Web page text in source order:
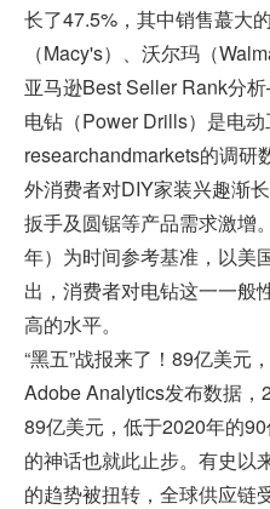
长了47.5%，其中销售蕞大
（Macy's）、沃尔玛（
亚马逊Best Seller Rank分
电钻（Power Drills）是电动
researchandmarkets的调研
外消费者对DIY家装兴趣渐
扳手及圆锯等产品需求激增
年）为时间参考基准，以美
出，消费者对电钻这一一般
高的水平。
“黑五”战报来了！89亿美元
Adobe Analytics发布数据
89亿美元，低于2020年的
的神话也就此止步。有史以
的趋势被扭转，全球供应链